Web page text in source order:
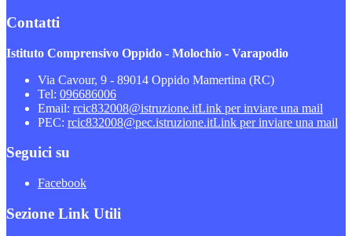
Contatti
Istituto Comprensivo Oppido - Molochio - Varapodio
Via Cavour, 9 - 89014 Oppido Mamertina (RC)
Tel: 096686006
Email: rcic832008@istruzione.itLink per inviare una mail
PEC: rcic832008@pec.istruzione.itLink per inviare una mail
Seguici su
Facebook
Sezione Link Utili